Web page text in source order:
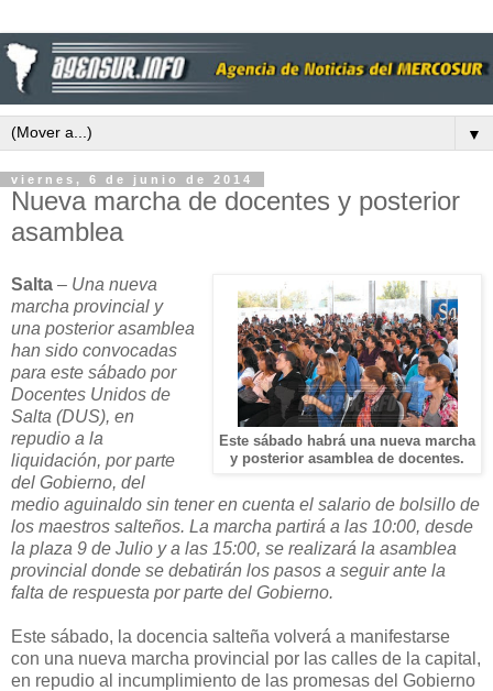
▼
viernes, 6 de junio de 2014
Nueva marcha de docentes y posterior
asamblea
Este sábado habrá una nueva marcha
y posterior asamblea de docentes.
Salta – Una nueva
marcha provincial y
una posterior asamblea
han sido convocadas
para este sábado por
Docentes Unidos de
Salta (DUS), en
repudio a la
liquidación, por parte
del Gobierno, del
medio aguinaldo sin tener en cuenta el salario de bolsillo de
los maestros salteños. La marcha partirá a las 10:00, desde
la plaza 9 de Julio y a las 15:00, se realizará la asamblea
provincial donde se debatirán los pasos a seguir ante la
falta de respuesta por parte del Gobierno.
Este sábado, la docencia salteña volverá a manifestarse
con una nueva marcha provincial por las calles de la capital,
en repudio al incumplimiento de las promesas del Gobierno